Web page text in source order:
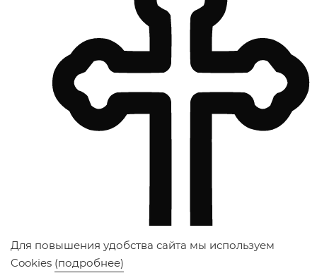
Для повышения удобства сайта мы используем
Cookies (подробнее)